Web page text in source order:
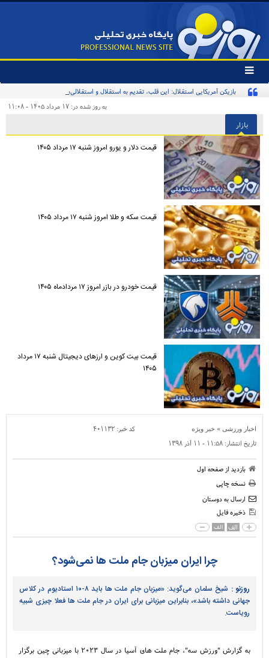
تغییر
وضعیت
منوی
ها
بازیکن آمریکایی استقلال: این قلب، تقدیم به استقلال و استقلالی‌ها/ تیم‌ملی ایران پیشنهاد
به روز شده در: ۱۷ مرداد ۱۴۰۵ - ۱۱:۰۸
بازار
قیمت دلار و یورو امروز شنبه ۱۷ مرداد ۱۴۰۵
قیمت سکه و طلا امروز شنبه ۱۷ مرداد ۱۴۰۵
قیمت خودرو در بازر امروز ۱۷ مردادماه ۱۴۰۵
قیمت بیت کوین و ارز‌های دیجیتال شنبه ۱۷ مرداد
۱۴۰۵
اخبار ورزشی » خبر ویژه کد خبر: ۴۰۱۱۳۲
تاریخ انتشار: ۱۱:۵۸ - ۱۱ آذر ۱۳۹۸
بازدید از صفحه اول
نسخه چاپی
ارسال به دوستان
ذخیره فایل
الف الف
چرا ایران میزبان جام ملت ها نمی‌شود؟
روزنو :
شیخ سلمان می‌گوید: «میزبان جام ملت ها باید ۸-۱۰ استادیوم در کلاس
جهانی داشته باشد»، بنابراین میزبانی برای ایران در جام ملت ها فعلا چیزی شبیه
رویاست.
به گزارش "ورزش سه"، جام ملت های آسیا در سال ۲۰۲۳ با میزبانی چین برگزار